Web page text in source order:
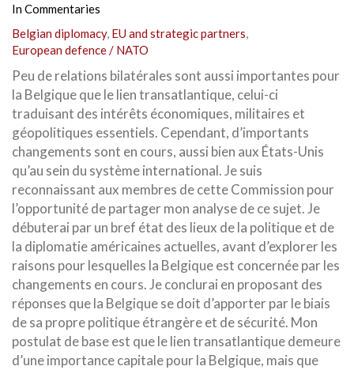
InCommentaries
Belgian diplomacy, EU and strategic partners,
European defence / NATO
Peu de relations bilatérales sont aussi importantes pour
la Belgique que le lien transatlantique, celui-ci
traduisant des intérêts économiques, militaires et
géopolitiques essentiels. Cependant, d’importants
changements sont en cours, aussi bien aux États-Unis
qu’au sein du système international. Je suis
reconnaissant aux membres de cette Commission pour
l’opportunité de partager mon analyse de ce sujet. Je
débuterai par un bref état des lieux de la politique et de
la diplomatie américaines actuelles, avant d’explorer les
raisons pour lesquelles la Belgique est concernée par les
changements en cours. Je conclurai en proposant des
réponses que la Belgique se doit d’apporter par le biais
de sa propre politique étrangère et de sécurité. Mon
postulat de base est que le lien transatlantique demeure
d’une importance capitale pour la Belgique, mais que